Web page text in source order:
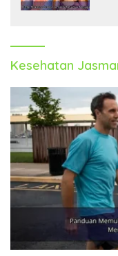
Kesehatan